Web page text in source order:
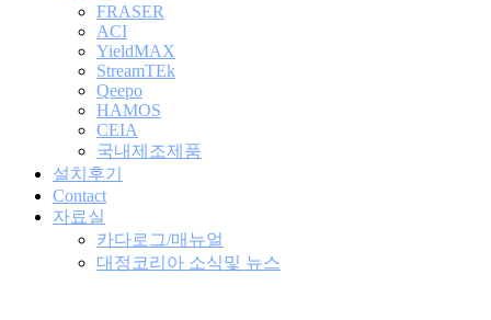
FRASER
ACI
YieldMAX
StreamTEk
Qeepo
HAMOS
CEIA
국내제조제품
설치후기
Contact
자료실
카다로그/매뉴얼
대정코리아 소식및 뉴스